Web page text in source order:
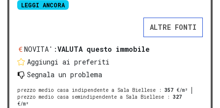
LEGGI ANCORA
ALTRE FONTI
NOVITA':VALUTA questo immobile
Aggiungi ai preferiti
Segnala un problema
prezzo medio casa indipendente a Sala Biellese : 357 €/m²
prezzo medio casa semindipendente a Sala Biellese : 327
€/m²